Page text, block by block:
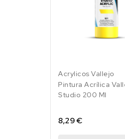
Cadmio
Amarillo
Limón
(TONO)
Naranja
Fluor
Verde
Fluor
Amarillo
Fluor
Rojo
Fuego
Acrylicos Vallejo
Pintura Acrílica
Studio 200 Ml
8,29 €